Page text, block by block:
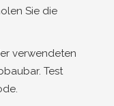
Sie die
verwendeten
Test